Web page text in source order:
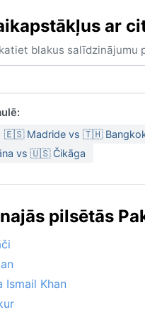
ar
blakus salīdzinājumu
🇪🇸 Madride vs 🇹🇭
vs 🇺🇸 Čikāga
pilsētās
Ismail Khan